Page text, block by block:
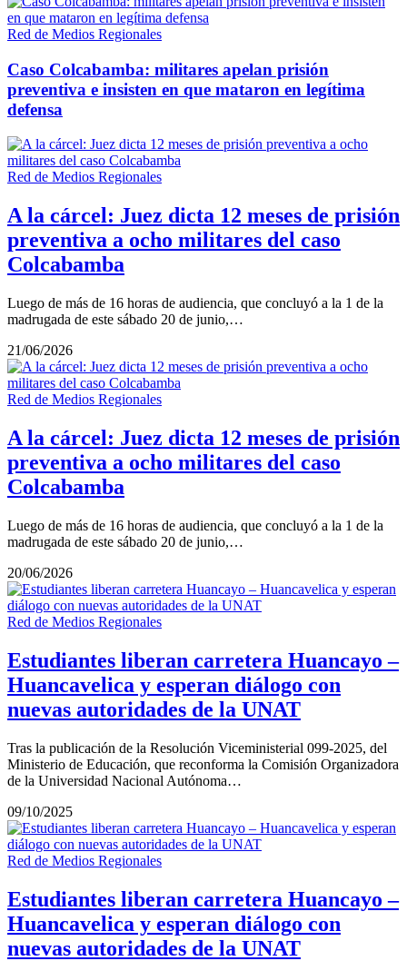
Red de Medios Regionales
Caso Colcabamba: militares apelan prisión
preventiva e insisten en que mataron en legítima
defensa
Red de Medios Regionales
A la cárcel: Juez dicta 12 meses de prisión
preventiva a ocho militares del caso
Colcabamba
Luego de más de 16 horas de audiencia, que concluyó a la 1 de la
madrugada de este sábado 20 de junio,…
21/06/2026
Red de Medios Regionales
A la cárcel: Juez dicta 12 meses de prisión
preventiva a ocho militares del caso
Colcabamba
Luego de más de 16 horas de audiencia, que concluyó a la 1 de la
madrugada de este sábado 20 de junio,…
20/06/2026
Red de Medios Regionales
Estudiantes liberan carretera Huancayo –
Huancavelica y esperan diálogo con
nuevas autoridades de la UNAT
Tras la publicación de la Resolución Viceministerial 099-2025, del
Ministerio de Educación, que reconforma la Comisión Organizadora
de la Universidad Nacional Autónoma…
09/10/2025
Red de Medios Regionales
Estudiantes liberan carretera Huancayo –
Huancavelica y esperan diálogo con
nuevas autoridades de la UNAT